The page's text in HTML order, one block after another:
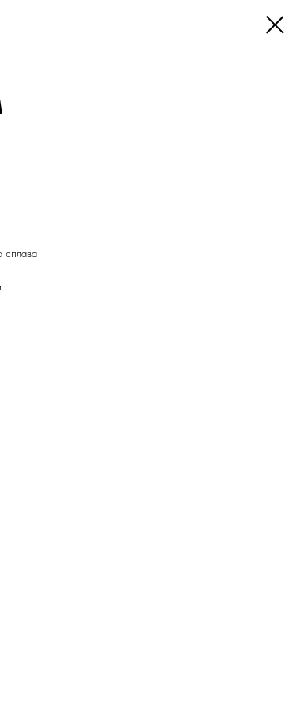
сплава